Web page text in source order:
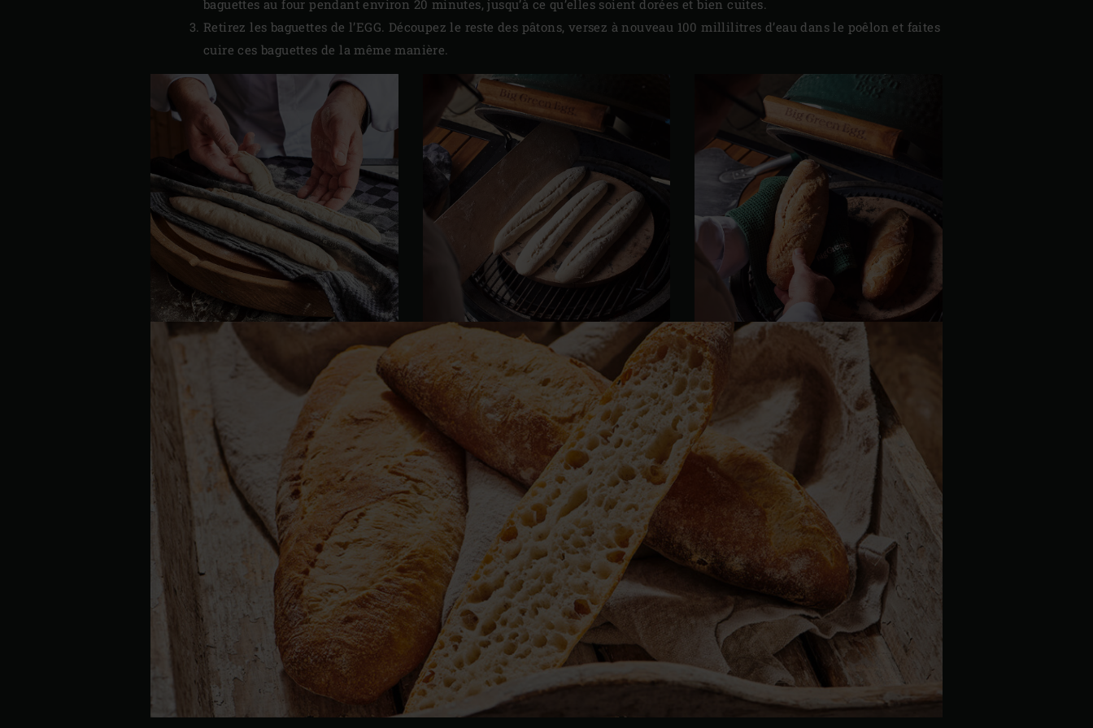
baguettes au four pendant environ 20 minutes, jusqu’à ce qu’elles soient dorées et bien cuites.
Retirez les baguettes de l’EGG. Découpez le reste des pâtons, versez à nouveau 100 millilitres d’eau dans le poêlon et faites
cuire ces baguettes de la même manière.